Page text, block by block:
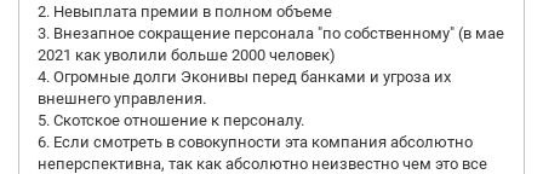
2. Невыплата премии в полном объеме
3. Внезапное сокращение персонала "по собственному" (в мае
2021 как уволили больше 2000 человек)
4. Огромные долги Эконивы перед банками и угроза их
внешнего управления.
5. Скотское отношение к персоналу.
6. Если смотреть в совокупности эта компания абсолютно
неперспективна, так как абсолютно неизвестно чем это все